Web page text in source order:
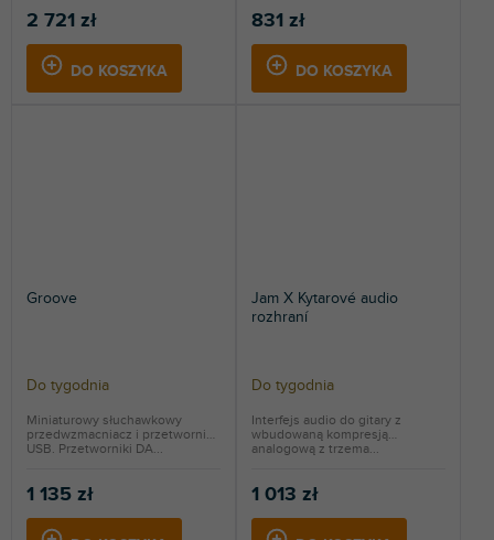
2 721 zł
DO KOSZYKA
831 zł
DO KOSZYKA
Groove
Do tygodnia
1 135 zł
Miniaturowy słuchawkowy
przedwzmacniacz i przetwornik
USB. Przetworniki DA...
Jam X Kytarové audio
rozhraní
Do tygodnia
1 013 zł
Interfejs audio do gitary z
wbudowaną kompresją
analogową z trzema...